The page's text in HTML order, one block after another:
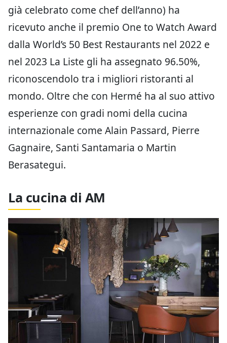
già celebrato come chef dell’anno) ha
ricevuto anche il premio One to Watch Award
dalla World’s 50 Best Restaurants nel 2022 e
nel 2023 La Liste gli ha assegnato 96.50%,
riconoscendolo tra i migliori ristoranti al
mondo. Oltre che con Hermé ha al suo attivo
esperienze con gradi nomi della cucina
internazionale come Alain Passard, Pierre
Gagnaire, Santi Santamaria o Martin
Berasategui.
La cucina di AM